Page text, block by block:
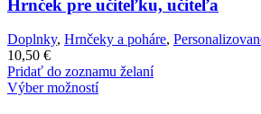
Hrnček pre učiteľku, učiteľa
Doplnky, Hrnčeky a poháre,
10,50 €
Pridať do zoznamu želaní
Výber možností